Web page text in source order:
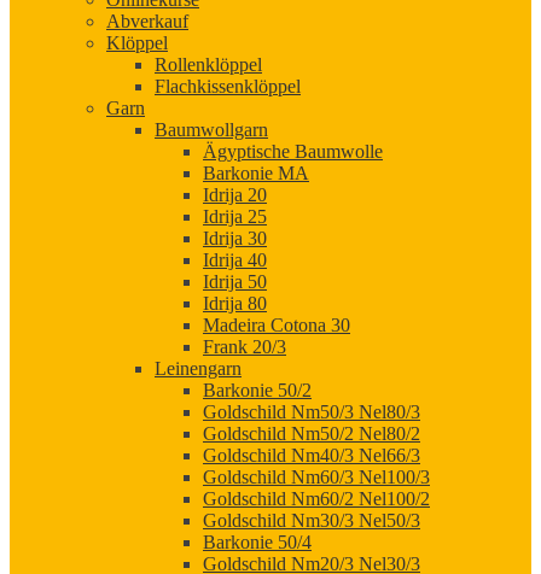
Abverkauf
Klöppel
Rollenklöppel
Flachkissenklöppel
Garn
Baumwollgarn
Ägyptische Baumwolle
Barkonie MA
Idrija 20
Idrija 25
Idrija 30
Idrija 40
Idrija 50
Idrija 80
Madeira Cotona 30
Frank 20/3
Leinengarn
Barkonie 50/2
Goldschild Nm50/3 Nel80/3
Goldschild Nm50/2 Nel80/2
Goldschild Nm40/3 Nel66/3
Goldschild Nm60/3 Nel100/3
Goldschild Nm60/2 Nel100/2
Goldschild Nm30/3 Nel50/3
Barkonie 50/4
Goldschild Nm20/3 Nel30/3